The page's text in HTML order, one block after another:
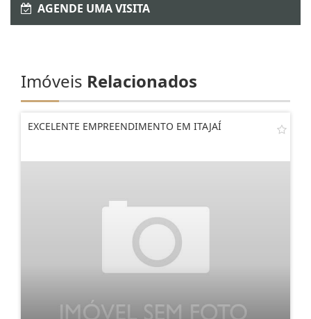
AGENDE UMA VISITA
Imóveis Relacionados
EXCELENTE EMPREENDIMENTO EM ITAJAÍ